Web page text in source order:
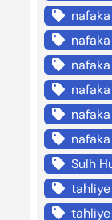
nafaka
nafaka
Sulh
tahliye